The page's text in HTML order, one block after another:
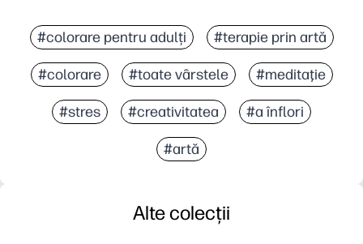
#colorare pentru adulți #terapie prin artă
#colorare #toate vârstele #meditaţie
#stres #creativitatea #a înflori
#artă
Alte colecții